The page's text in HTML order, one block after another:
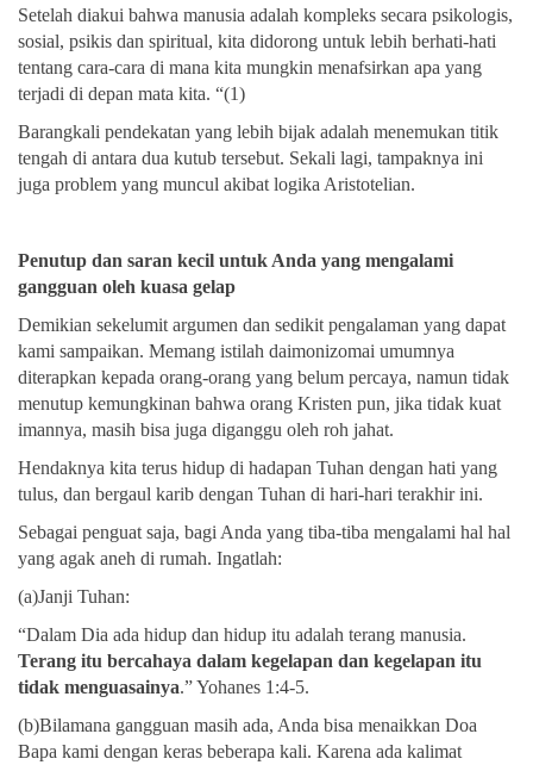
Setelah diakui bahwa manusia adalah kompleks secara psikologis,
sosial, psikis dan spiritual, kita didorong untuk lebih berhati-hati
tentang cara-cara di mana kita mungkin menafsirkan apa yang
terjadi di depan mata kita. “(1)
Barangkali pendekatan yang lebih bijak adalah menemukan titik
tengah di antara dua kutub tersebut. Sekali lagi, tampaknya ini
juga problem yang muncul akibat logika Aristotelian.
Penutup dan saran kecil untuk Anda yang mengalami
gangguan oleh kuasa gelap
Demikian sekelumit argumen dan sedikit pengalaman yang dapat
kami sampaikan. Memang istilah daimonizomai umumnya
diterapkan kepada orang-orang yang belum percaya, namun tidak
menutup kemungkinan bahwa orang Kristen pun, jika tidak kuat
imannya, masih bisa juga diganggu oleh roh jahat.
Hendaknya kita terus hidup di hadapan Tuhan dengan hati yang
tulus, dan bergaul karib dengan Tuhan di hari-hari terakhir ini.
Sebagai penguat saja, bagi Anda yang tiba-tiba mengalami hal hal
yang agak aneh di rumah. Ingatlah:
(a)Janji Tuhan:
“Dalam Dia ada hidup dan hidup itu adalah terang manusia.
Terang itu bercahaya dalam kegelapan dan kegelapan itu
tidak menguasainya.” Yohanes 1:4-5.
(b)Bilamana gangguan masih ada, Anda bisa menaikkan Doa
Bapa kami dengan keras beberapa kali. Karena ada kalimat